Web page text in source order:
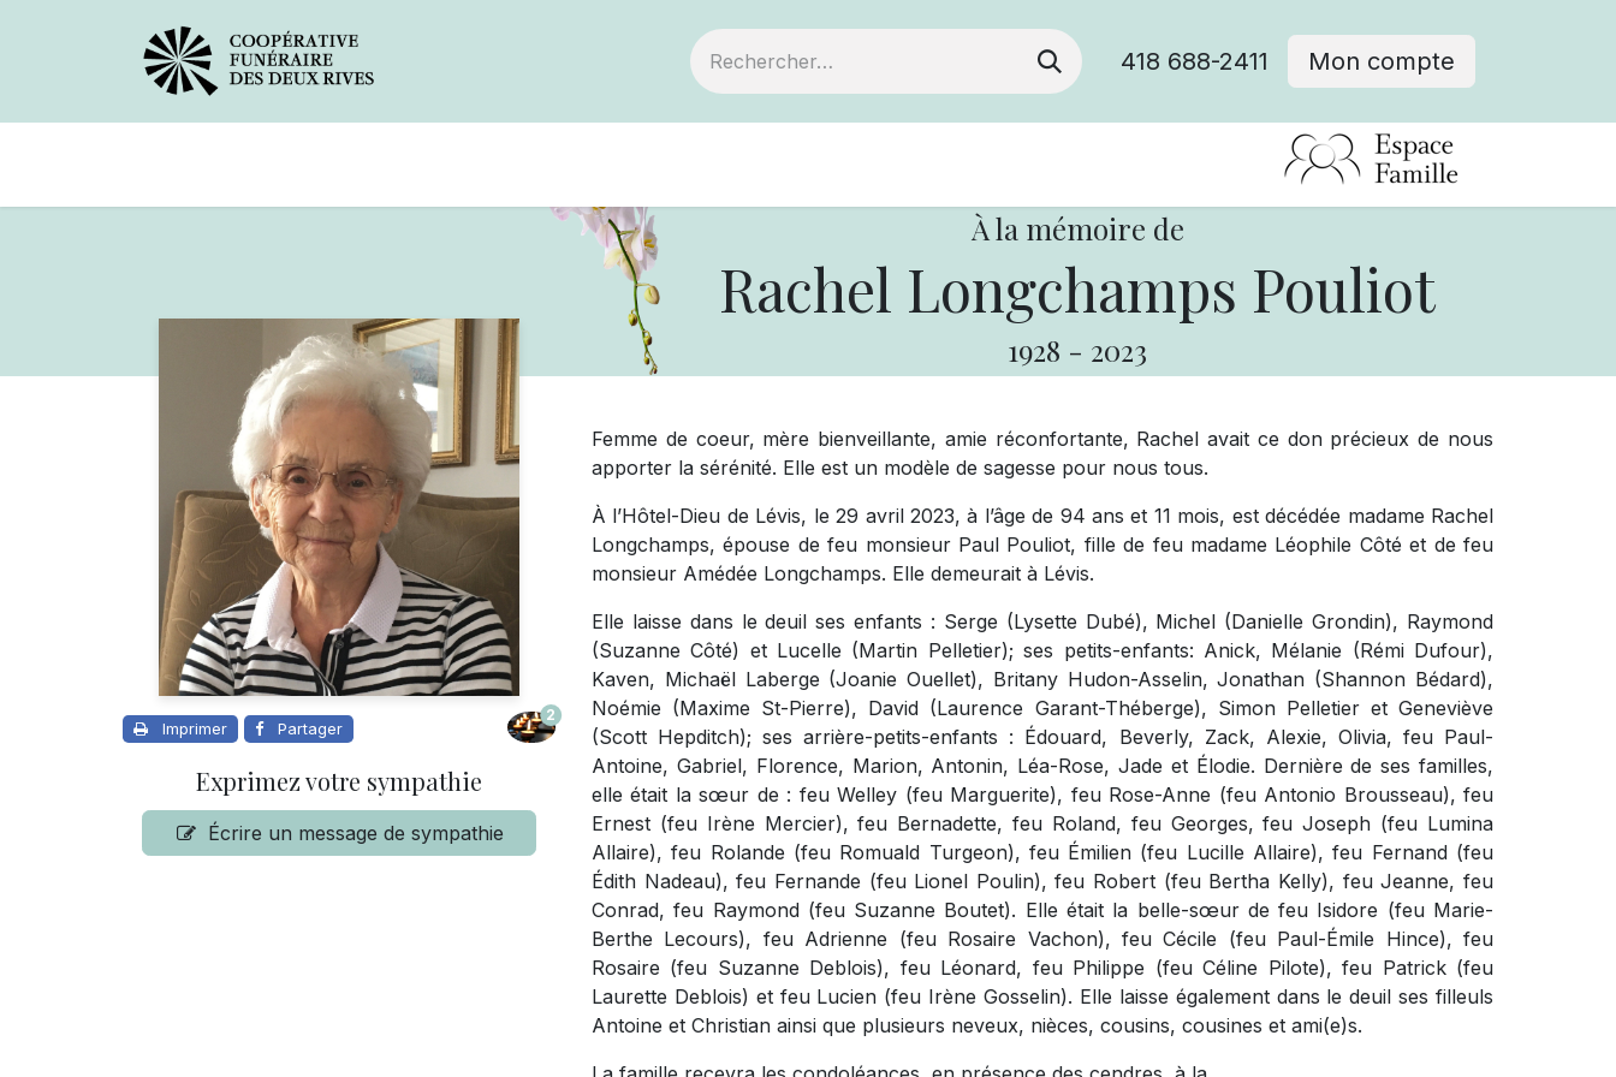
418 688-2411 Mon compte
À la mémoire de
Rachel Longchamps Pouliot
1928 - 2023
Imprimer Partager
2
Exprimez votre sympathie
Écrire un message de sympathie
Femme de coeur, mère bienveillante, amie réconfortante, Rachel avait ce don précieux de nous
apporter la sérénité. Elle est un modèle de sagesse pour nous tous.
À l’Hôtel-Dieu de Lévis, le 29 avril 2023, à l’âge de 94 ans et 11 mois, est décédée madame Rachel
Longchamps, épouse de feu monsieur Paul Pouliot, fille de feu madame Léophile Côté et de feu
monsieur Amédée Longchamps. Elle demeurait à Lévis.
Elle laisse dans le deuil ses enfants : Serge (Lysette Dubé), Michel (Danielle Grondin), Raymond
(Suzanne Côté) et Lucelle (Martin Pelletier); ses petits-enfants: Anick, Mélanie (Rémi Dufour),
Kaven, Michaël Laberge (Joanie Ouellet), Britany Hudon-Asselin, Jonathan (Shannon Bédard),
Noémie (Maxime St-Pierre), David (Laurence Garant-Théberge), Simon Pelletier et Geneviève
(Scott Hepditch); ses arrière-petits-enfants : Édouard, Beverly, Zack, Alexie, Olivia, feu Paul-
Antoine, Gabriel, Florence, Marion, Antonin, Léa-Rose, Jade et Élodie. Dernière de ses familles,
elle était la sœur de : feu Welley (feu Marguerite), feu Rose-Anne (feu Antonio Brousseau), feu
Ernest (feu Irène Mercier), feu Bernadette, feu Roland, feu Georges, feu Joseph (feu Lumina
Allaire), feu Rolande (feu Romuald Turgeon), feu Émilien (feu Lucille Allaire), feu Fernand (feu
Édith Nadeau), feu Fernande (feu Lionel Poulin), feu Robert (feu Bertha Kelly), feu Jeanne, feu
Conrad, feu Raymond (feu Suzanne Boutet). Elle était la belle-sœur de feu Isidore (feu Marie-
Berthe Lecours), feu Adrienne (feu Rosaire Vachon), feu Cécile (feu Paul-Émile Hince), feu
Rosaire (feu Suzanne Deblois), feu Léonard, feu Philippe (feu Céline Pilote), feu Patrick (feu
Laurette Deblois) et feu Lucien (feu Irène Gosselin). Elle laisse également dans le deuil ses filleuls
Antoine et Christian ainsi que plusieurs neveux, nièces, cousins, cousines et ami(e)s.